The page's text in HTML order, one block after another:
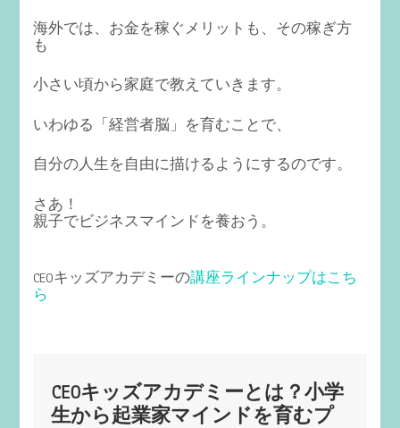
海外では、お金を稼ぐメリットも、その稼ぎ方
も
小さい頃から家庭で教えていきます。
いわゆる「経営者脳」を育むことで、
自分の人生を自由に描けるようにするのです。
さあ！
親子でビジネスマインドを養おう。
CEOキッズアカデミーの講座ラインナップはこち
ら
CEOキッズアカデミーとは？小学
生から起業家マインドを育むプ